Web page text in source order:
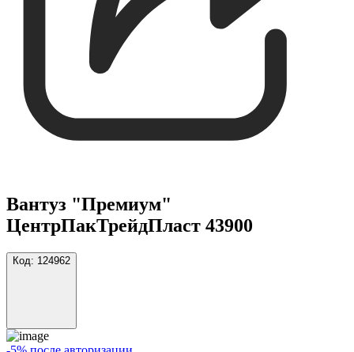
Вантуз "Премиум"
ЦентрПакТрейдПласт 43900
Код: 124962